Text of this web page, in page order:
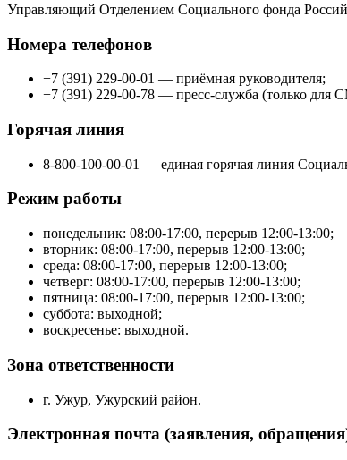
Управляющий Отделением Социального фонда
Номера телефонов
+7 (391) 229-00-01 — приёмная руководителя;
+7 (391) 229-00-78 — пресс-служба (только для
Горячая линия
8-800-100-00-01 — единая горячая линия
Режим работы
понедельник: 08:00-17:00, перерыв 12:00-13:00;
вторник: 08:00-17:00, перерыв 12:00-13:00;
среда: 08:00-17:00, перерыв 12:00-13:00;
четверг: 08:00-17:00, перерыв 12:00-13:00;
пятница: 08:00-17:00, перерыв 12:00-13:00;
суббота: выходной;
воскресенье: выходной.
Зона ответственности
г. Ужур, Ужурский район.
Электронная почта (заявления,